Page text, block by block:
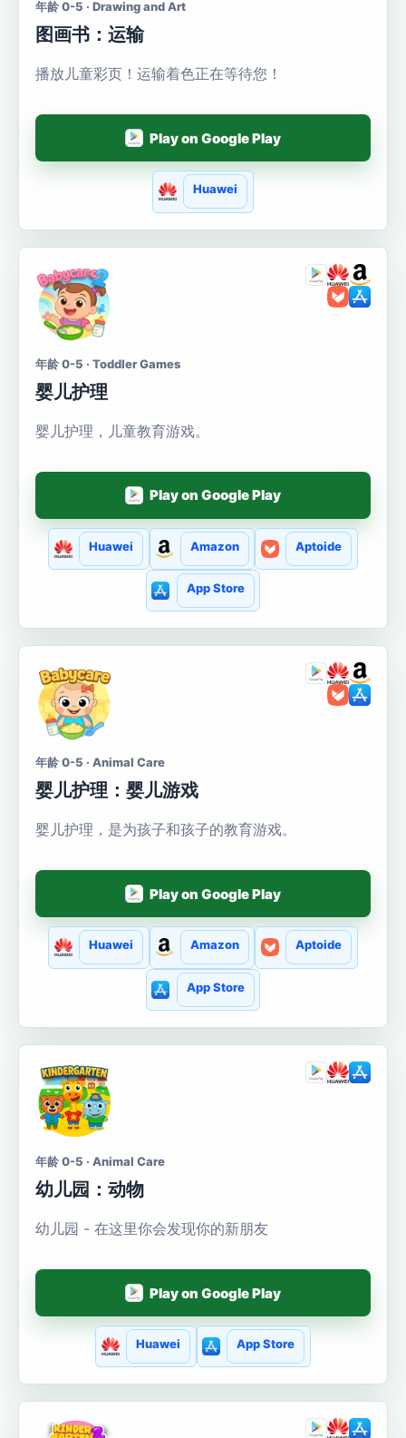
年龄 0-5 · Drawing and Art
图画书：运输
播放儿童彩页！运输着色正在等待您！
Play on Google Play
Huawei
年龄 0-5 · Toddler Games
婴儿护理
婴儿护理，儿童教育游戏。
Play on Google Play
Huawei Amazon Aptoide
App Store
年龄 0-5 · Animal Care
婴儿护理：婴儿游戏
婴儿护理，是为孩子和孩子的教育游戏。
Play on Google Play
Huawei Amazon Aptoide
App Store
年龄 0-5 · Animal Care
幼儿园：动物
幼儿园 - 在这里你会发现你的新朋友
Play on Google Play
Huawei App Store